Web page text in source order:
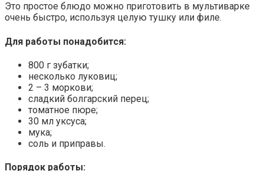
Это простое блюдо можно приготовить в мультиварке
очень быстро, используя целую тушку или филе.
Для работы понадобится:
800 г зубатки;
несколько луковиц;
2 – 3 моркови;
сладкий болгарский перец;
томатное пюре;
30 мл уксуса;
мука;
соль и приправы.
Порядок работы: